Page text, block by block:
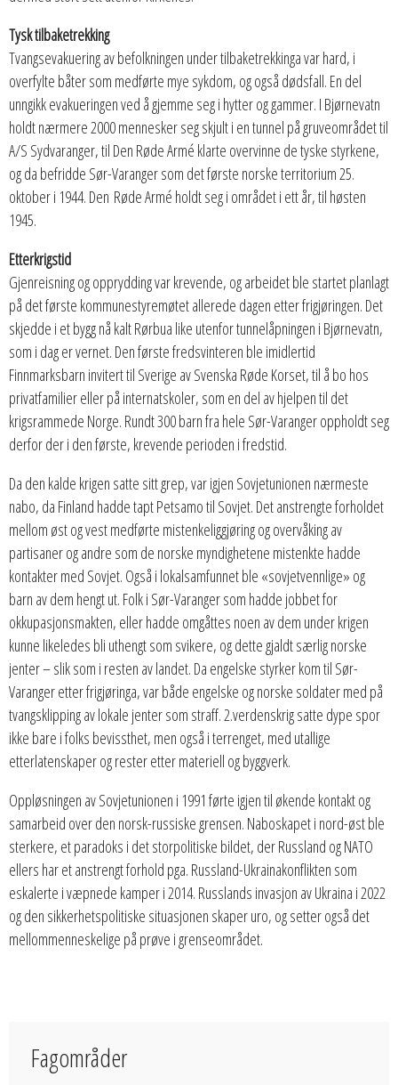
Tysk tilbaketrekking
Tvangsevakuering av befolkningen under tilbaketrekkinga var hard, i
overfylte båter som medførte mye sykdom, og også dødsfall. En del
unngikk evakueringen ved å gjemme seg i hytter og gammer. I Bjørnevatn
holdt nærmere 2000 mennesker seg skjult i en tunnel på gruveområdet til
A/S Sydvaranger, til Den Røde Armé klarte overvinne de tyske styrkene,
og da befridde Sør-Varanger som det første norske territorium 25.
oktober i 1944. Den Røde Armé holdt seg i området i ett år, til høsten
1945.
Etterkrigstid
Gjenreisning og opprydding var krevende, og arbeidet ble startet planlagt
på det første kommunestyremøtet allerede dagen etter frigjøringen. Det
skjedde i et bygg nå kalt Rørbua like utenfor tunnelåpningen i Bjørnevatn,
som i dag er vernet. Den første fredsvinteren ble imidlertid
Finnmarksbarn invitert til Sverige av Svenska Røde Korset, til å bo hos
privatfamilier eller på internatskoler, som en del av hjelpen til det
krigsrammede Norge. Rundt 300 barn fra hele Sør-Varanger oppholdt seg
derfor der i den første, krevende perioden i fredstid.
Da den kalde krigen satte sitt grep, var igjen Sovjetunionen nærmeste
nabo, da Finland hadde tapt Petsamo til Sovjet. Det anstrengte forholdet
mellom øst og vest medførte mistenkeliggjøring og overvåking av
partisaner og andre som de norske myndighetene mistenkte hadde
kontakter med Sovjet. Også i lokalsamfunnet ble «sovjetvennlige» og
barn av dem hengt ut. Folk i Sør-Varanger som hadde jobbet for
okkupasjonsmakten, eller hadde omgåttes noen av dem under krigen
kunne likeledes bli uthengt som svikere, og dette gjaldt særlig norske
jenter – slik som i resten av landet. Da engelske styrker kom til Sør-
Varanger etter frigjøringa, var både engelske og norske soldater med på
tvangsklipping av lokale jenter som straff. 2.verdenskrig satte dype spor
ikke bare i folks bevissthet, men også i terrenget, med utallige
etterlatenskaper og rester etter materiell og byggverk.
Oppløsningen av Sovjetunionen i 1991 førte igjen til økende kontakt og
samarbeid over den norsk-russiske grensen. Naboskapet i nord-øst ble
sterkere, et paradoks i det storpolitiske bildet, der Russland og NATO
ellers har et anstrengt forhold pga. Russland-Ukrainakonflikten som
eskalerte i væpnede kamper i 2014. Russlands invasjon av Ukraina i 2022
og den sikkerhetspolitiske situasjonen skaper uro, og setter også det
mellommenneskelige på prøve i grenseområdet.
Fagområder